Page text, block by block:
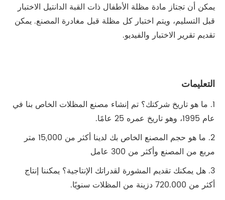
يمكن أن تجتاز مادة مظلة الأطفال ذات القبة الدانتيل الاختبار
قبل التسليم، ويتم اختبار كل مظلة قبل مغادرة المصنع. يمكن
تقديم تقرير الاختبار والفيديو.
التعليمات
1. ما هو تاريخ شركتك؟ تم إنشاء مصنع المظلات الخاص بنا في
عام 1995، وهو تاريخ عمره 25 عامًا.
2. ما هو حجم المصنع الخاص بك لدينا أكثر من 15,000 متر
مربع من المصنع وأكثر من 300 عامل
3. هل يمكنك تقديم المشورة لقدراتك الإنتاجية؟ يمكننا إنتاج
أكثر من 720.000 دزينة من المظلات سنويًا.